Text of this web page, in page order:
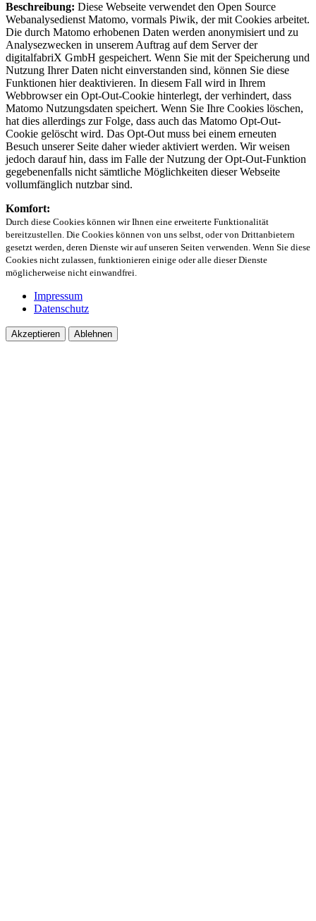
Beschreibung: Diese Webseite verwendet den Open Source
Webanalysedienst Matomo, vormals Piwik, der mit Cookies arbeitet.
Die durch Matomo erhobenen Daten werden anonymisiert und zu
Analysezwecken in unserem Auftrag auf dem Server der
digitalfabriX GmbH gespeichert. Wenn Sie mit der Speicherung und
Nutzung Ihrer Daten nicht einverstanden sind, können Sie diese
Funktionen hier deaktivieren. In diesem Fall wird in Ihrem
Webbrowser ein Opt-Out-Cookie hinterlegt, der verhindert, dass
Matomo Nutzungsdaten speichert. Wenn Sie Ihre Cookies löschen,
hat dies allerdings zur Folge, dass auch das Matomo Opt-Out-
Cookie gelöscht wird. Das Opt-Out muss bei einem erneuten
Besuch unserer Seite daher wieder aktiviert werden. Wir weisen
jedoch darauf hin, dass im Falle der Nutzung der Opt-Out-Funktion
gegebenenfalls nicht sämtliche Möglichkeiten dieser Webseite
vollumfänglich nutzbar sind.
Komfort:
Durch diese Cookies können wir Ihnen eine erweiterte Funktionalität
bereitzustellen. Die Cookies können von uns selbst, oder von Drittanbietern
gesetzt werden, deren Dienste wir auf unseren Seiten verwenden. Wenn Sie diese
Cookies nicht zulassen, funktionieren einige oder alle dieser Dienste
möglicherweise nicht einwandfrei.
Impressum
Datenschutz
Akzeptieren Ablehnen